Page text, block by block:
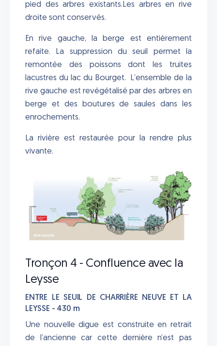
pied des arbres existants.Les arbres en rive
droite sont conservés.
En rive gauche, la berge est entièrement
refaite. La suppression du seuil permet la
remontée des poissons dont les truites
lacustres du lac du Bourget. L’ensemble de la
rive gauche est revégétalisé par des arbres en
berge et des boutures de saules dans les
enrochements.
La rivière est restaurée pour la rendre plus
vivante.
Tronçon 4 - Confluence avec la
Leysse
ENTRE LE SEUIL DE CHARRIÈRE NEUVE ET LA
LEYSSE - 430 m
Une nouvelle digue est construite en retrait
de l’ancienne car cette dernière n’est pas